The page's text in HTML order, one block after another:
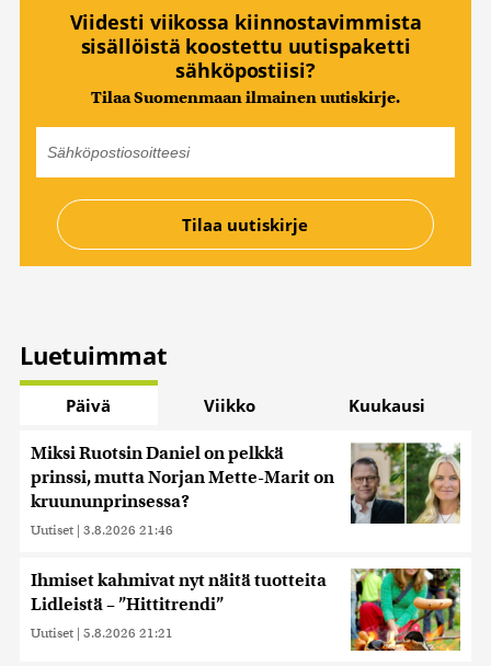
Viidesti viikossa kiinnostavimmista
sisällöistä koostettu uutispaketti
sähköpostiisi?
Tilaa Suomenmaan ilmainen uutiskirje.
Luetuimmat
Päivä Viikko Kuukausi
Miksi Ruotsin Daniel on pelkkä
prinssi, mutta Norjan Mette-Marit on
kruununprinsessa?
Uutiset | 3.8.2026 21:46
Ihmiset kahmivat nyt näitä tuotteita
Lidleistä – ”Hittitrendi”
Uutiset | 5.8.2026 21:21